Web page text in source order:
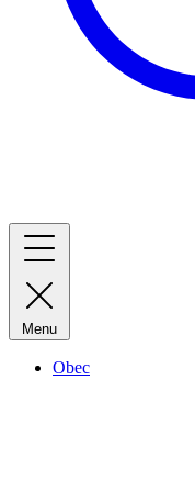
Menu
Obec